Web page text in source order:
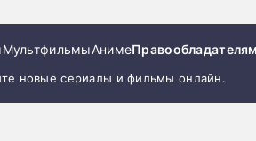
МультфильмыАниме
новые сериалы и фильмы онлайн.